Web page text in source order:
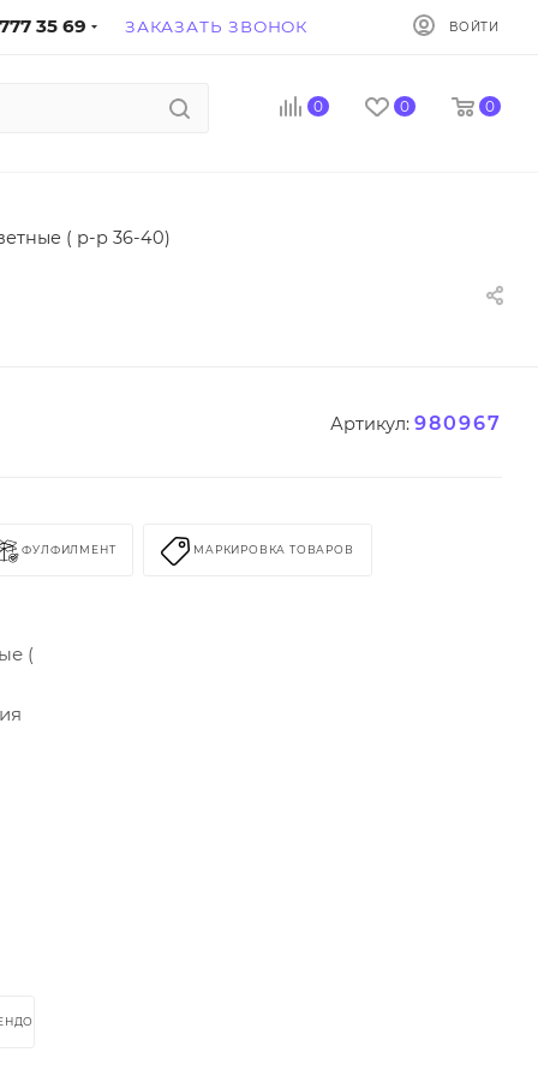
35 69 ЗАКАЗАТЬ ЗВОНОК ВОЙТИ
0 0 0
( р-р 36-40)
Артикул: 980967
ФУЛФИЛМЕНТ МАРКИРОВКА ТОВАРОВ
(